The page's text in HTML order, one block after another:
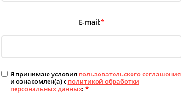
E-mail:*
Я принимаю условия пользовательского соглашения
и ознакомлен(а) с политикой обработки
персональных данных: *